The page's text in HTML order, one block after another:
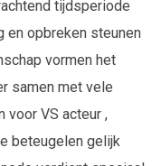
tijdsperiode
en opbreken steunen
vormen het
samen met vele
voor VS acteur ,
beteugelen gelijk